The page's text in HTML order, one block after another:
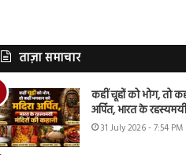
ताज़ा समाचार
कहीं चूहों को भोग, तो
अर्पित, भारत के
31 July 2026 - 7:54 PM